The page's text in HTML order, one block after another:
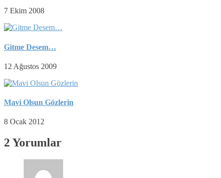
7 Ekim 2008
Gitme Desem…
12 Ağustos 2009
Mavi Olsun Gözlerin
8 Ocak 2012
2 Yorumlar